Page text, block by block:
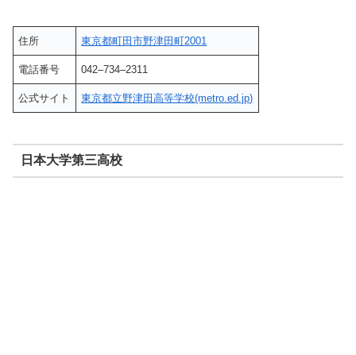
住所 東京都町田市野津田町2001
電話番号 042‒734‒2311
公式サイト 東京都立野津田高等学校(metro.ed.jp)
日本大学第三高校